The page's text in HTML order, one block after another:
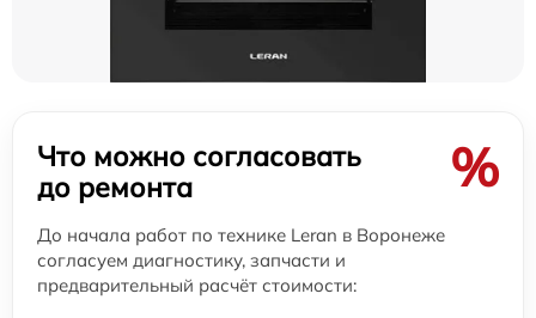
Что можно согласовать
до ремонта
%
До начала работ по технике Leran в Воронеже
согласуем диагностику, запчасти и
предварительный расчёт стоимости: